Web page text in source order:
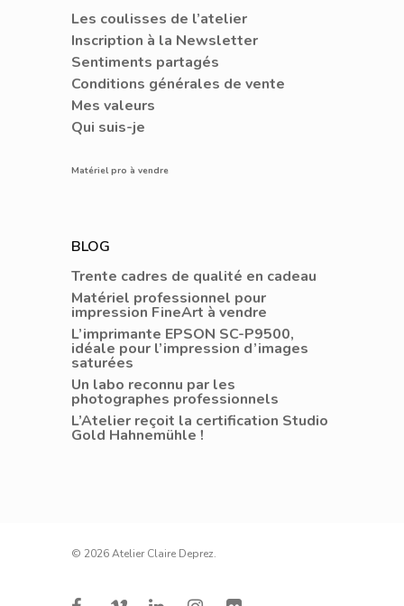
Les coulisses de l’atelier
Inscription à la Newsletter
Sentiments partagés
Conditions générales de vente
Mes valeurs
Qui suis-je
Matériel pro à vendre
BLOG
Trente cadres de qualité en cadeau
Matériel professionnel pour
impression FineArt à vendre
L’imprimante EPSON SC-P9500,
idéale pour l’impression d’images
saturées
Un labo reconnu par les
photographes professionnels
L’Atelier reçoit la certification Studio
Gold Hahnemühle !
© 2026 Atelier Claire Deprez.